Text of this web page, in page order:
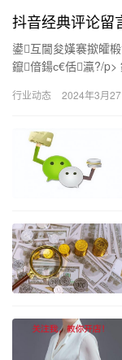
抖音经典评论留
鍙互閫夋嫨褰撳皬
鑹偣鍚с€佸瀛?/
行业动态 2024年3月27